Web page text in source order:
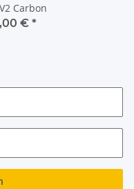
Carbon
€ *